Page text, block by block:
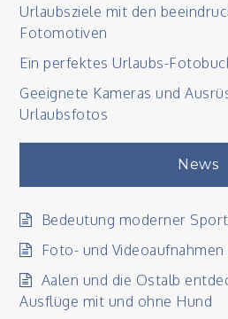
Urlaubsziele mit den
Fotomotiven
Ein perfektes Urlaubs-
Geeignete Kameras und
Urlaubsfotos
News
Bedeutung moderner
Foto- und
Aalen und die Ostalb
Ausflüge mit und ohne Hund